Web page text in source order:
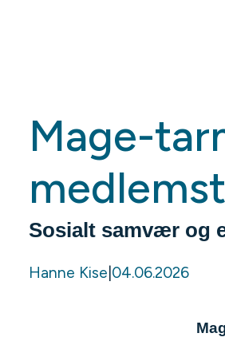
Mage-
Sosialt samvær og
Hanne Kise 04.06.2026